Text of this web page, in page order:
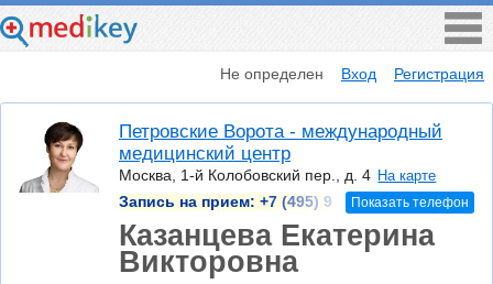
Не определен Вход Регистрация
Петровские Ворота - международный
медицинский центр
Москва, 1-й Колобовский пер., д. 4 На карте
Запись на прием: +7 (495) 9 Показать телефон
Казанцева Екатерина
Викторовна